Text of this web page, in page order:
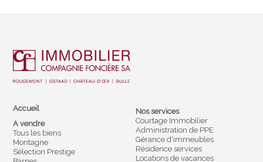
Accueil
A vendre
Tous les biens
Montagne
Sélection Prestige
Nos services
Courtage Immobilier
Administration de PPE
Gérance d'immeubles
Résidence services
Locations de vacances